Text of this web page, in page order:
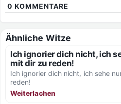
0 KOMMENTARE
Ähnliche Witze
Ich ignorier dich nicht, ich
mit dir zu reden!
Ich ignorier dich nicht, ich sehe
reden!
Weiterlachen